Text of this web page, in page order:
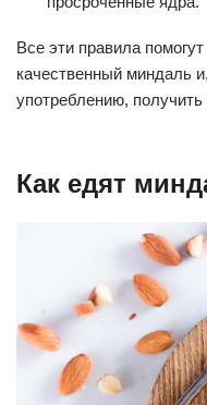
Все эти правила
качественный миндаль
употреблению, получить
Как едят